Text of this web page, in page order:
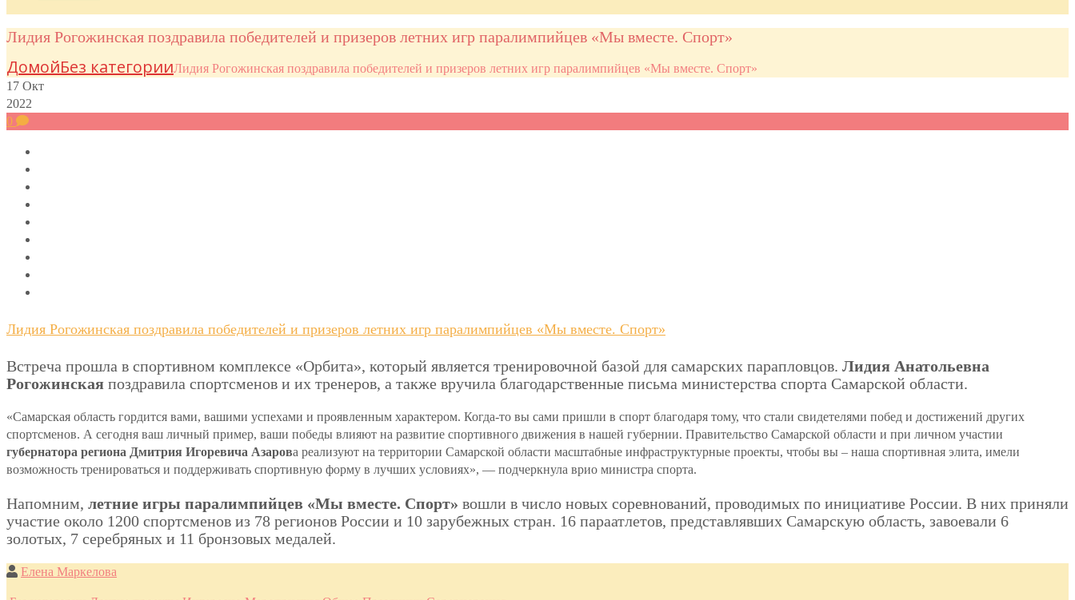
Лидия Рогожинская поздравила победителей и призеров летних игр паралимпийцев «Мы вместе. Спорт»
ДомойБез категорииЛидия Рогожинская поздравила победителей и призеров летних игр паралимпийцев «Мы вместе. Спорт»
17 Окт
2022
0
Лидия Рогожинская поздравила победителей и призеров летних игр паралимпийцев «Мы вместе. Спорт»
Встреча прошла в спортивном комплексе «Орбита», который является тренировочной базой для самарских парапловцов. Лидия Анатольевна
Рогожинская поздравила спортсменов и их тренеров, а также вручила благодарственные письма министерства спорта Самарской области.
«Самарская область гордится вами, вашими успехами и проявленным характером. Когда-то вы сами пришли в спорт благодаря тому, что стали свидетелями побед и достижений других
спортсменов. А сегодня ваш личный пример, ваши победы влияют на развитие спортивного движения в нашей губернии. Правительство Самарской области и при личном участии
губернатора региона Дмитрия Игоревича Азарова реализуют на территории Самарской области масштабные инфраструктурные проекты, чтобы вы – наша спортивная элита, имели
возможность тренироваться и поддерживать спортивную форму в лучших условиях», — подчеркнула врио министра спорта.
Напомним, летние игры паралимпийцев «Мы вместе. Спорт» вошли в число новых соревнований, проводимых по инициативе России. В них приняли
участие около 1200 спортсменов из 78 регионов России и 10 зарубежных стран. 16 параатлетов, представлявших Самарскую область, завоевали 6
золотых, 7 серебряных и 11 бронзовых медалей.
Елена Маркелова